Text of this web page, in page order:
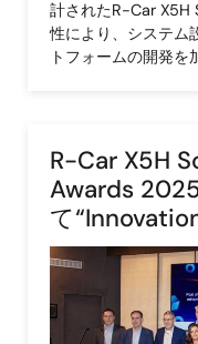
計されたR-Car X5H
性により、システム
トフォームの開発を
R-Car X5H
Awards
て
画